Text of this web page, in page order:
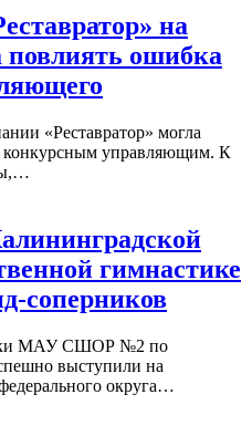
на
повлиять ошибка
«Реставратор» могла
конкурсным управляющим. К
гимнастике
соперников
МАУ СШОР №2 по
выступили на
округа…